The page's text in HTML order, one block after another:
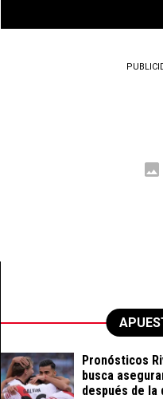
Pronósticos
busca
después de la